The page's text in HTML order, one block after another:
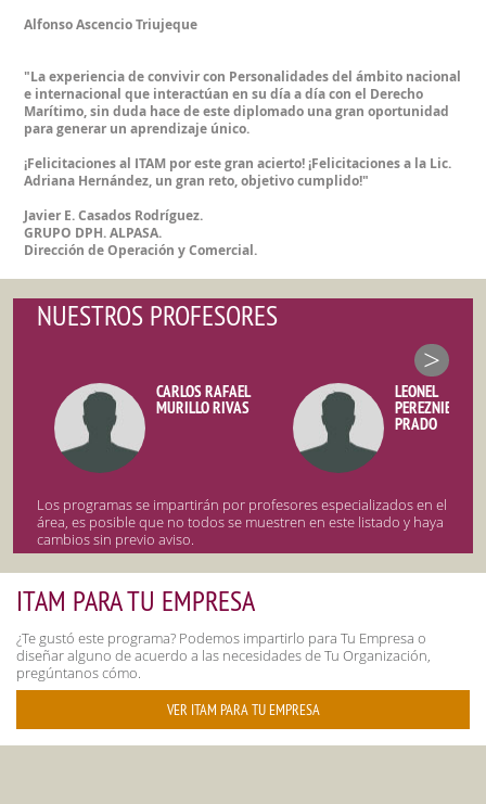
Alfonso Ascencio Triujeque
"La experiencia de convivir con Personalidades del ámbito nacional
e internacional que interactúan en su día a día con el Derecho
Marítimo, sin duda hace de este diplomado una gran oportunidad
para generar un aprendizaje único.
¡Felicitaciones al ITAM por este gran acierto! ¡Felicitaciones a la Lic.
Adriana Hernández, un gran reto, objetivo cumplido!"
Javier E. Casados Rodríguez.
GRUPO DPH. ALPASA.
Dirección de Operación y Comercial.
NUESTROS PROFESORES
CARLOS RAFAEL
MURILLO RIVAS
LEONEL
PEREZNIETO
PRADO
>
Los programas se impartirán por profesores especializados en el
área, es posible que no todos se muestren en este listado y haya
cambios sin previo aviso.
ITAM PARA TU EMPRESA
¿Te gustó este programa? Podemos impartirlo para Tu Empresa o
diseñar alguno de acuerdo a las necesidades de Tu Organización,
pregúntanos cómo.
VER ITAM PARA TU EMPRESA